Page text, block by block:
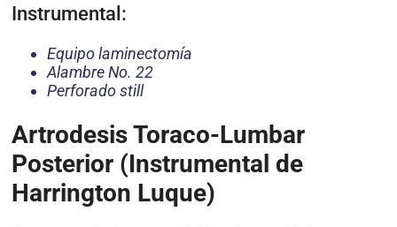
Instrumental:
Equipo laminectomía
Alambre No. 22
Perforado still
Artrodesis Toraco-Lumbar
Posterior (Instrumental de
Harrington Luque)